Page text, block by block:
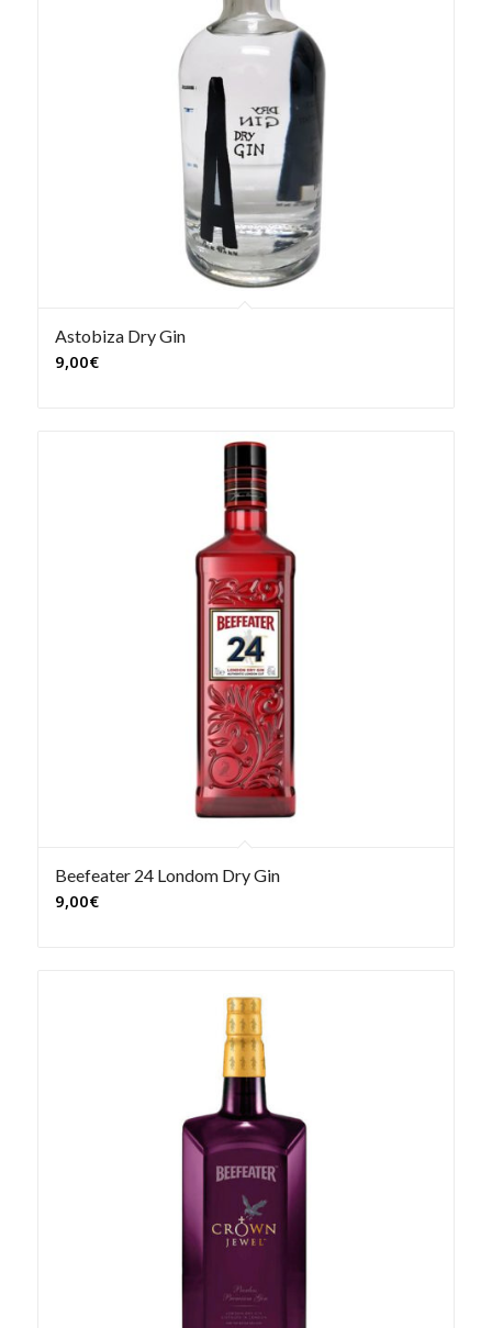
Astobiza Dry Gin
9,00€
Beefeater 24 Londom Dry Gin
9,00€